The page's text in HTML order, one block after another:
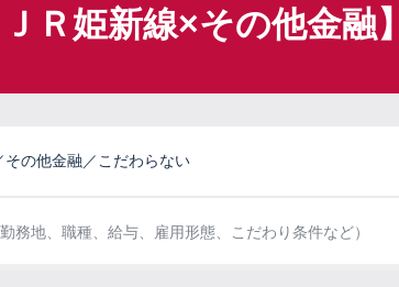
ＪＲ姫新線×その他金融
その他金融／こだわらない
勤務地、職種、給与、雇用形態、こだわり条件など）